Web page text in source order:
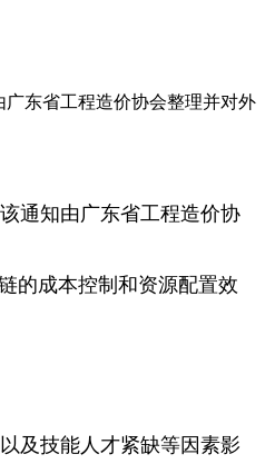
广东省工程造价协会整理并对外
通知由广东省工程造价协
的成本控制和资源配置效
及技能人才紧缺等因素影